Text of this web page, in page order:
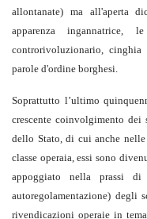
allontanate) ma all'aperta
apparenza
controrivoluzionario,
parole d'ordine borghesi.
Soprattutto l’ultimo
crescente coinvolgimento
dello Stato, di cui anche
classe operaia, essi sono
appoggiato nella prassi di
autoregolamentazione) degli
rivendicazioni operaie in